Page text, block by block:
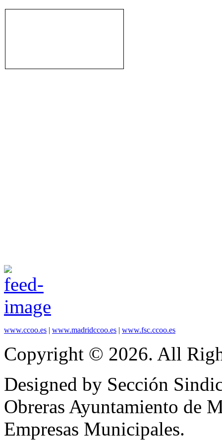
www.ccoo.es | www.madridccoo.es | www.fsc.ccoo.es
Copyright © 2026. All
Designed by Sección
Obreras Ayuntamiento de
Empresas Municipales.